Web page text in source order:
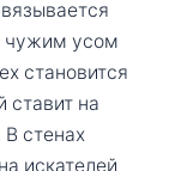
чужим усом
становится
ставит на
стенах
искателей